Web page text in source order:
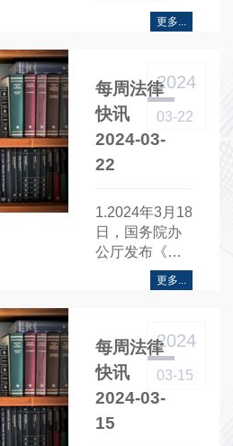
惩治行贿犯罪
典型案例.....
更多...
每周法律
快讯
2024-03-
22
2024
03-22
1.2024年3月18
日，国务院办
公厅发布《关
于坚定不移推
进长江十年禁
更多...
每周法律
快讯
2024-03-
15
2024
03-15